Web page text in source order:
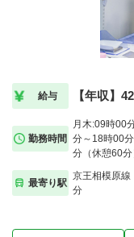
給与 【年収】
勤務時間
月木:09時00
分～18時00
分（休憩60
最寄り駅
京王相模原線
分